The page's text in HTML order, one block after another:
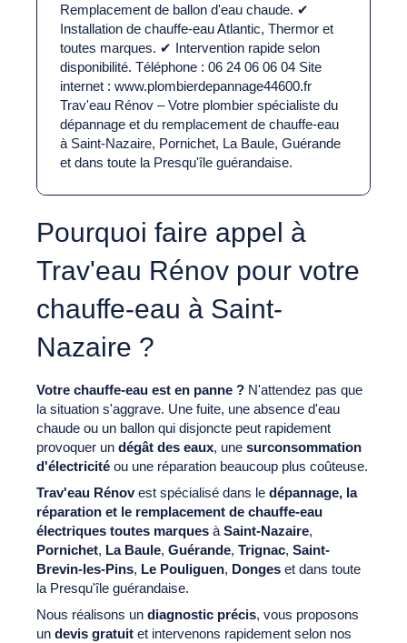
Remplacement de ballon d'eau chaude. ✔
Installation de chauffe-eau Atlantic, Thermor et
toutes marques. ✔ Intervention rapide selon
disponibilité. Téléphone : 06 24 06 06 04 Site
internet : www.plombierdepannage44600.fr
Trav'eau Rénov – Votre plombier spécialiste du
dépannage et du remplacement de chauffe-eau
à Saint-Nazaire, Pornichet, La Baule, Guérande
et dans toute la Presqu'île guérandaise.
Pourquoi faire appel à
Trav'eau Rénov pour votre
chauffe-eau à Saint-
Nazaire ?
Votre chauffe-eau est en panne ? N'attendez pas que
la situation s'aggrave. Une fuite, une absence d'eau
chaude ou un ballon qui disjoncte peut rapidement
provoquer un dégât des eaux, une surconsommation
d'électricité ou une réparation beaucoup plus coûteuse.
Trav'eau Rénovest spécialisé dans le dépannage, la
réparation et le remplacement de chauffe-eau
électriques toutes marques à Saint-Nazaire,
Pornichet, La Baule, Guérande, Trignac, Saint-
Brevin-les-Pins, Le Pouliguen, Donges et dans toute
la Presqu'île guérandaise.
Nous réalisons un diagnostic précis, vous proposons
un devis gratuit et intervenons rapidement selon nos